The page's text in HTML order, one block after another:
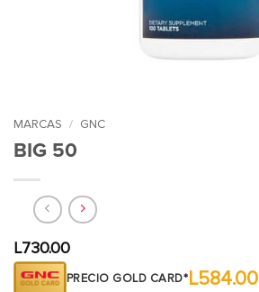
MARCAS / GNC
BIG 50
L730.00
PRECIO GOLD CARD*L584.00